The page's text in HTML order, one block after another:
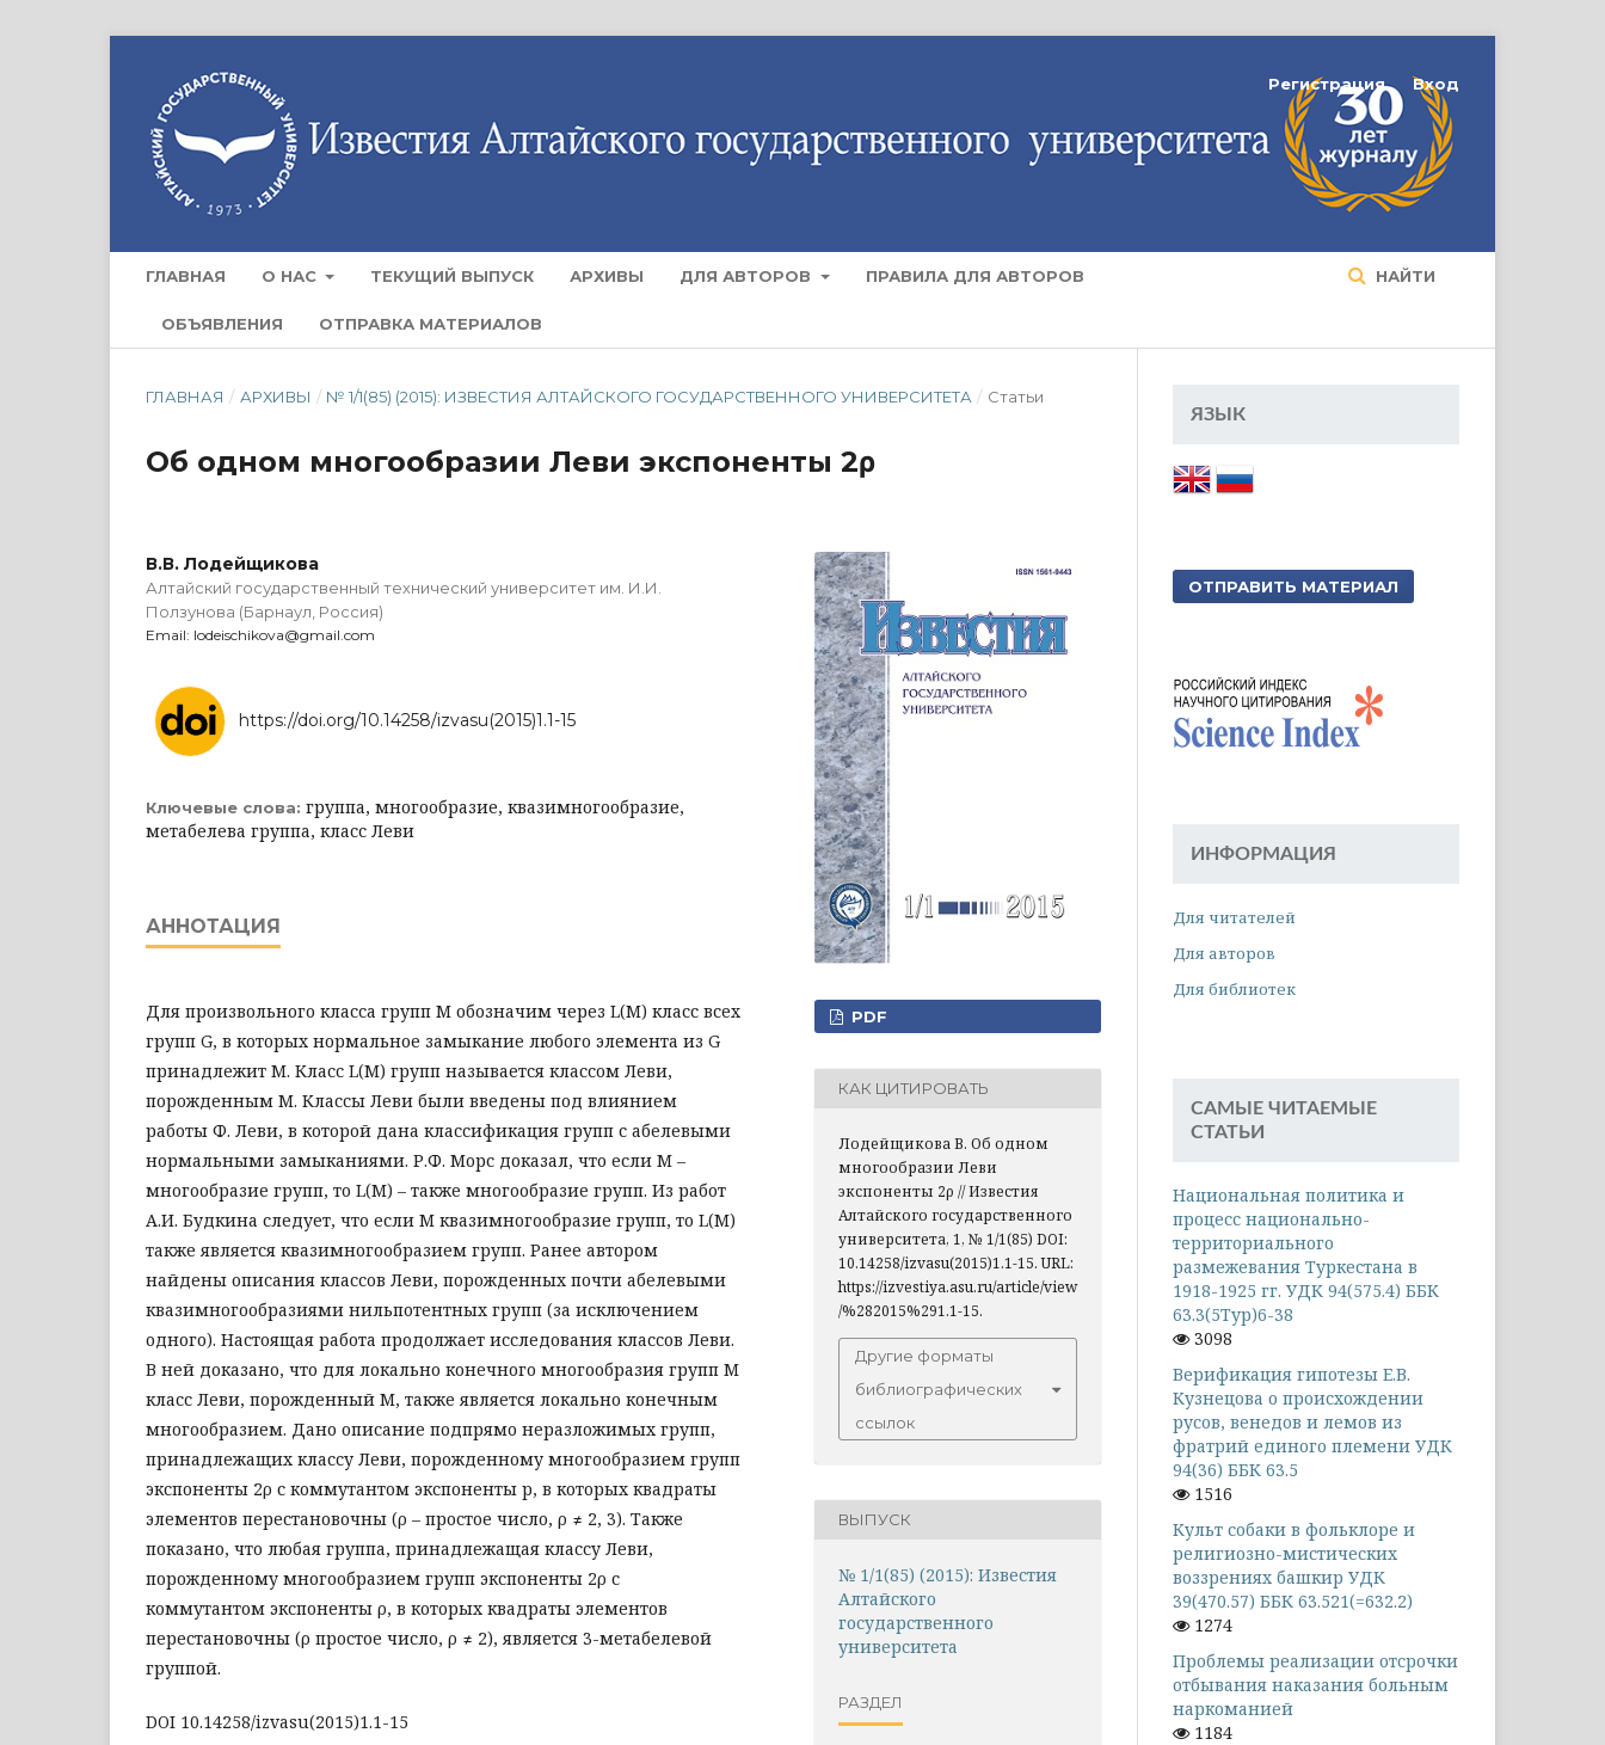
ГЛАВНАЯ О НАС ТЕКУЩИЙ ВЫПУСК АРХИВЫ ДЛЯ АВТОРОВ ПРАВИЛА ДЛЯ АВТОРОВ
ОБЪЯВЛЕНИЯ ОТПРАВКА МАТЕРИАЛОВ
НАЙТИ
Регистрация Вход
ГЛАВНАЯ / АРХИВЫ / № 1/1(85) (2015): ИЗВЕСТИЯ АЛТАЙСКОГО ГОСУДАРСТВЕННОГО УНИВЕРСИТЕТА / Статьи
Об одном многообразии Леви экспоненты 2ρ
В.В. Лодейщикова
Алтайский государственный технический университет им. И.И.
Ползунова (Барнаул, Россия)
Email: lodeischikova@gmail.com
https://doi.org/10.14258/izvasu(2015)1.1-15
Ключевые слова: группа, многообразие, квазимногообразие,
метабелева группа, класс Леви
АННОТАЦИЯ
Для произвольного класса групп M обозначим через L(M) класс всех
групп G, в которых нормальное замыкание любого элемента из G
принадлежит M. Класс L(M) групп называется классом Леви,
порожденным M. Классы Леви были введены под влиянием
работы Ф. Леви, в которой дана классификация групп с абелевыми
нормальными замыканиями. Р.Ф. Морс доказал, что если M –
многообразие групп, то L(M) – также многообразие групп. Из работ
А.И. Будкина следует, что если M квазимногообразие групп, то L(M)
также является квазимногообразием групп. Ранее автором
найдены описания классов Леви, порожденных почти абелевыми
квазимногообразиями нильпотентных групп (за исключением
одного). Настоящая работа продолжает исследования классов Леви.
В ней доказано, что для локально конечного многообразия групп M
класс Леви, порожденный M, также является локально конечным
многообразием. Дано описание подпрямо неразложимых групп,
принадлежащих классу Леви, порожденному многообразием групп
экспоненты 2ρ с коммутантом экспоненты p, в которых квадраты
элементов перестановочны (ρ – простое число, ρ ≠ 2, 3). Также
показано, что любая группа, принадлежащая классу Леви,
порожденному многообразием групп экспоненты 2ρ с
коммутантом экспоненты ρ, в которых квадраты элементов
перестановочны (ρ простое число, ρ ≠ 2), является 3-метабелевой
группой.
DOI 10.14258/izvasu(2015)1.1-15
PDF
КАК ЦИТИРОВАТЬ
Лодейщикова В. Об одном
многообразии Леви
экспоненты 2ρ // Известия
Алтайского государственного
университета, 1, № 1/1(85) DOI:
10.14258/izvasu(2015)1.1-15. URL:
https://izvestiya.asu.ru/article/view
/%282015%291.1-15.
Другие форматы
библиографических
ссылок
ВЫПУСК
№ 1/1(85) (2015): Известия
Алтайского
государственного
университета
РАЗДЕЛ
ЯЗЫК
ОТПРАВИТЬ МАТЕРИАЛ
ИНФОРМАЦИЯ
Для читателей
Для авторов
Для библиотек
САМЫЕ ЧИТАЕМЫЕ
СТАТЬИ
Национальная политика и
процесс национально-
территориального
размежевания Туркестана в
1918-1925 гг. УДК 94(575.4) ББК
63.3(5Тур)6-38
3098
Верификация гипотезы Е.В.
Кузнецова о происхождении
русов, венедов и лемов из
фратрий единого племени УДК
94(36) ББК 63.5
1516
Культ собаки в фольклоре и
религиозно-мистических
воззрениях башкир УДК
39(470.57) ББК 63.521(=632.2)
1274
Проблемы реализации отсрочки
отбывания наказания больным
наркоманией
1184